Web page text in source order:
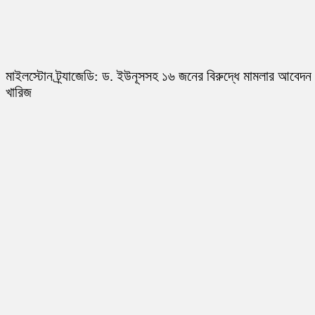
মাইলস্টোন ট্র্যাজেডি: ড. ইউনূসসহ ১৬ জনের বিরুদ্ধে মামলার আবেদন
খারিজ